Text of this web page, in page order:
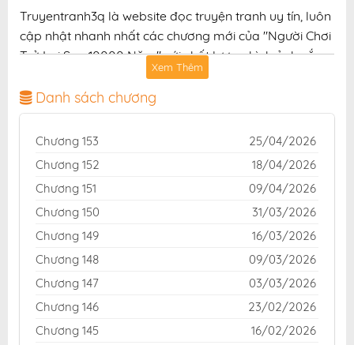
Truyentranh3q là website đọc truyện tranh uy tín, luôn
cập nhật nhanh nhất các chương mới của "Người Chơi
Trở Lại Sau 10000 Năm" với chất lượng hình ảnh sắc
nét, bản dịch chuẩn và giao diện thân thiện, mang đến
trải nghiệm đọc truyện hấp dẫn, tiện lợi, hoàn toàn
miễn phí cho độc giả yêu thích truyện tranh online.
Xem Thêm
Danh sách chương
Chương 153
25/04/2026
Chương 152
18/04/2026
Chương 151
09/04/2026
Chương 150
31/03/2026
Chương 149
16/03/2026
Chương 148
09/03/2026
Chương 147
03/03/2026
Chương 146
23/02/2026
Chương 145
16/02/2026